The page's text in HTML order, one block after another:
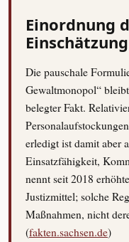
Einordnung
Einschätzung
Die pauschale
Gewaltmonopol“
belegter Fakt.
erledigt ist damit aber
Einsatzfähigkeit,
nennt seit 2018
Justizmittel; solche
Maßnahmen, nicht
(fakten.sachsen.de)